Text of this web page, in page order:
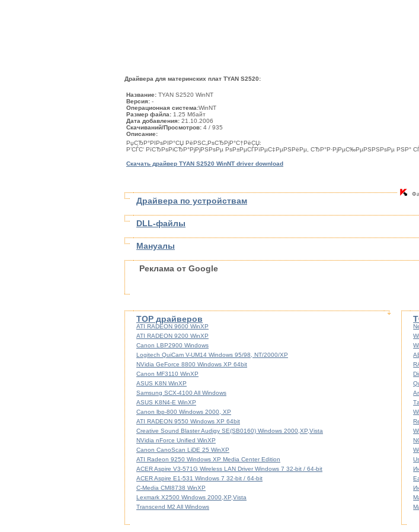
Драйвера для материнских плат TYAN S2520:
Название: TYAN S2520 WinNT
Версия: -
Операционная система:WinNT
Размер файла: 1.25 Мбайт
Дата добавления: 21.10.2006
Скачиваний/Просмотров: 4 / 935
Описание:
РџСЂР°РІРѕРІР°СЏ РёРЅС„РѕСЂРјР°С†РёСЏ:
Р’СЃС‘ РїСЂРѕРіСЂР°РјРјРЅРѕРµ РѕР±РµСЃРїРµС‡РµРЅРёРµ, СЂР°Р·РјРµС‰РµРЅРЅРѕРµ РЅР°
Скачать драйвер TYAN S2520 WinNT driver download
Драйвера по устройствам
DLL-файлы
Мануалы
Реклама от Google
TOP драйверов
ATI RADEON 9600 WinXP
ATI RADEON 9200 WinXP
Canon LBP2900 Windows
Logitech QuiCam V-UM14 Windows 95/98, NT/2000/XP
NVidia GeForce 8800 Windows XP 64bit
Canon MF3110 WinXP
ASUS K8N WinXP
Samsung SCX-4100 All Windows
ASUS K8N4-E WinXP
Canon lbp-800 Windows 2000, XP
ATI RADEON 9550 Windows XP 64bit
Creative Sound Blaster Audigy SE(SB0160) Windows 2000,XP,Vista
NVidia nForce Unified WinXP
Canon CanoScan LiDE 25 WinXP
ATI Radeon 9250 Windows XP Media Center Edition
ACER Aspire V3-571G Wireless LAN Driver Windows 7 32-bit / 64-bit
ACER Aspire E1-531 Windows 7 32-bit / 64-bit
C-Media CMI8738 WinXP
Lexmark X2500 Windows 2000,XP,Vista
Transcend M2 All Windows